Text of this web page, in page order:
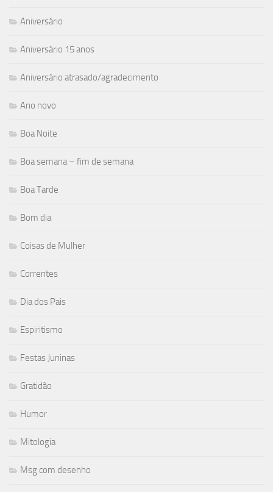
Aniversário
Aniversário 15 anos
Aniversário atrasado/agradecimento
Ano novo
Boa Noite
Boa semana – fim de semana
Boa Tarde
Bom dia
Coisas de Mulher
Correntes
Dia dos Pais
Espiritismo
Festas Juninas
Gratidão
Humor
Mitologia
Msg com desenho